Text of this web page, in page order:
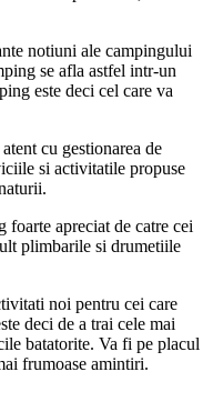
notiuni ale campingului
se afla astfel intr-un
este deci cel care va
cu gestionarea de
si activitatile propuse
apreciat de catre cei
plimbarile si drumetiile
noi pentru cei care
deci de a trai cele mai
batatorite. Va fi pe placul
frumoase amintiri.